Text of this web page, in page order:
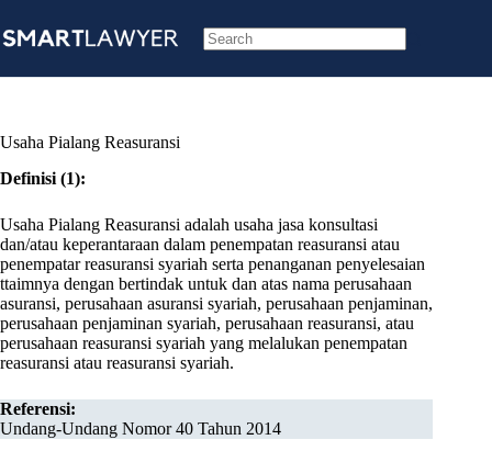
to
content
results
Usaha Pialang Reasuransi
Definisi (1):
Usaha Pialang Reasuransi adalah usaha jasa konsultasi
dan/atau keperantaraan dalam penempatan reasuransi atau
penempatar reasuransi syariah serta penanganan penyelesaian
ttaimnya dengan bertindak untuk dan atas nama perusahaan
asuransi, perusahaan asuransi syariah, perusahaan penjaminan,
perusahaan penjaminan syariah, perusahaan reasuransi, atau
perusahaan reasuransi syariah yang melalukan penempatan
reasuransi atau reasuransi syariah.
Referensi:
Undang-Undang Nomor 40 Tahun 2014